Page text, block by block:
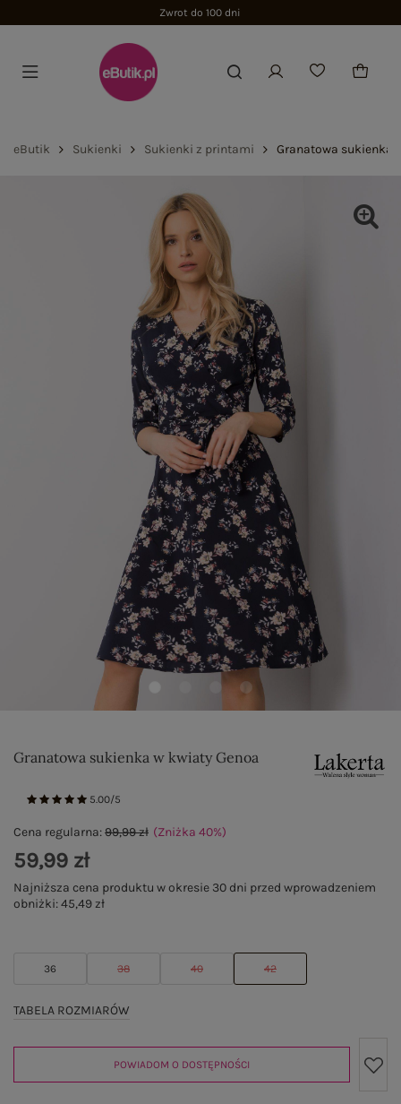
Zwrot do 100 dni
eButik Sukienki Sukienki z printami Granatowa sukienka
Granatowa sukienka w kwiaty Genoa
5.00/5
36 38 40 42
TABELA ROZMIARÓW
Cena regularna:99,99 zł (Zniżka 40%)
59,99 zł
Najniższa cena produktu w okresie 30 dni przed wprowadzeniem
obniżki:45,49 zł
POWIADOM O DOSTĘPNOŚCI